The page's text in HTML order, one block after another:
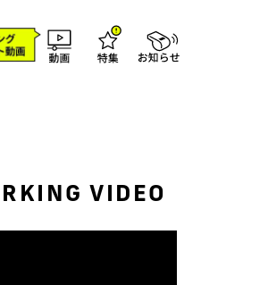
VIDEO